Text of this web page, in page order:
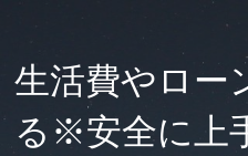
生活費やロー
る※安全に上